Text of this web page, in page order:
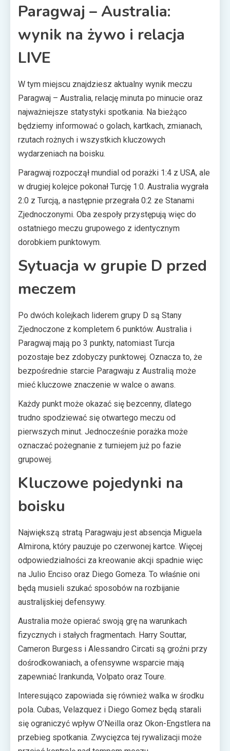
Paragwaj – Australia:
wynik na żywo i relacja
LIVE
W tym miejscu znajdziesz aktualny wynik meczu
Paragwaj – Australia, relację minuta po minucie oraz
najważniejsze statystyki spotkania. Na bieżąco
będziemy informować o golach, kartkach, zmianach,
rzutach rożnych i wszystkich kluczowych
wydarzeniach na boisku.
Paragwaj rozpoczął mundial od porażki 1:4 z USA, ale
w drugiej kolejce pokonał Turcję 1:0. Australia wygrała
2:0 z Turcją, a następnie przegrała 0:2 ze Stanami
Zjednoczonymi. Oba zespoły przystępują więc do
ostatniego meczu grupowego z identycznym
dorobkiem punktowym.
Sytuacja w grupie D przed
meczem
Po dwóch kolejkach liderem grupy D są Stany
Zjednoczone z kompletem 6 punktów. Australia i
Paragwaj mają po 3 punkty, natomiast Turcja
pozostaje bez zdobyczy punktowej. Oznacza to, że
bezpośrednie starcie Paragwaju z Australią może
mieć kluczowe znaczenie w walce o awans.
Każdy punkt może okazać się bezcenny, dlatego
trudno spodziewać się otwartego meczu od
pierwszych minut. Jednocześnie porażka może
oznaczać pożegnanie z turniejem już po fazie
grupowej.
Kluczowe pojedynki na
boisku
Największą stratą Paragwaju jest absencja Miguela
Almirona, który pauzuje po czerwonej kartce. Więcej
odpowiedzialności za kreowanie akcji spadnie więc
na Julio Enciso oraz Diego Gomeza. To właśnie oni
będą musieli szukać sposobów na rozbijanie
australijskiej defensywy.
Australia może opierać swoją grę na warunkach
fizycznych i stałych fragmentach. Harry Souttar,
Cameron Burgess i Alessandro Circati są groźni przy
dośrodkowaniach, a ofensywne wsparcie mają
zapewniać Irankunda, Volpato oraz Toure.
Interesująco zapowiada się również walka w środku
pola. Cubas, Velazquez i Diego Gomez będą starali
się ograniczyć wpływ O’Neilla oraz Okon-Engstlera na
przebieg spotkania. Zwycięzca tej rywalizacji może